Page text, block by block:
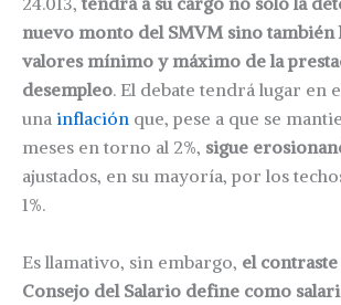
nuevo monto del SMVM sino también
valores mínimo y máximo de la
desempleo. El debate tendrá lugar en
una inflación que, pese a que se
meses en torno al 2%, sigue
ajustados, en su mayoría, por los
1%.
Es llamativo, sin embargo, el
Consejo del Salario define como